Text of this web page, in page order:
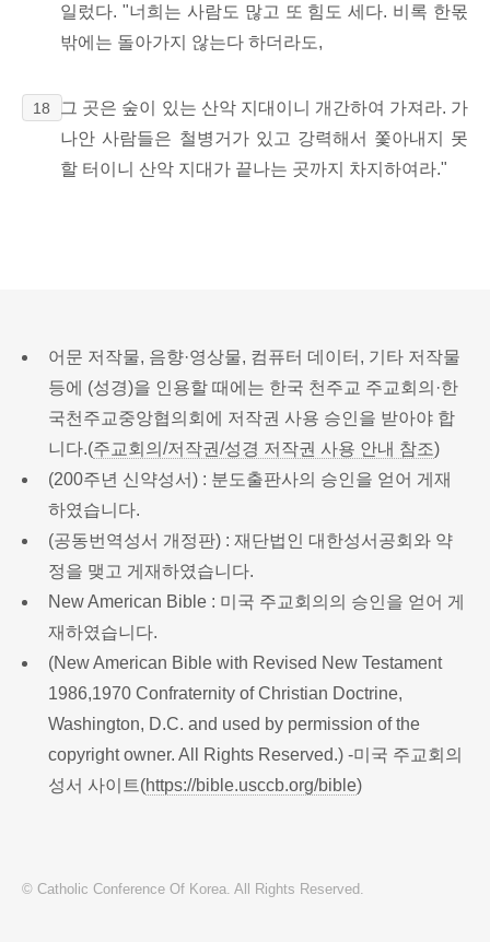
일렀다. "너희는 사람도 많고 또 힘도 세다. 비록 한몫
밖에는 돌아가지 않는다 하더라도,
18
그 곳은 숲이 있는 산악 지대이니 개간하여 가져라. 가
나안 사람들은 철병거가 있고 강력해서 쫓아내지 못
할 터이니 산악 지대가 끝나는 곳까지 차지하여라."
어문 저작물, 음향·영상물, 컴퓨터 데이터, 기타 저작물
등에 (성경)을 인용할 때에는 한국 천주교 주교회의·한
국천주교중앙협의회에 저작권 사용 승인을 받아야 합
니다.(주교회의/저작권/성경 저작권 사용 안내 참조)
(200주년 신약성서) : 분도출판사의 승인을 얻어 게재
하였습니다.
(공동번역성서 개정판) : 재단법인 대한성서공회와 약
정을 맺고 게재하였습니다.
New American Bible : 미국 주교회의의 승인을 얻어 게
재하였습니다.
(New American Bible with Revised New Testament
1986,1970 Confraternity of Christian Doctrine,
Washington, D.C. and used by permission of the
copyright owner. All Rights Reserved.) -미국 주교회의
성서 사이트(https://bible.usccb.org/bible)
© Catholic Conference Of Korea. All Rights Reserved.